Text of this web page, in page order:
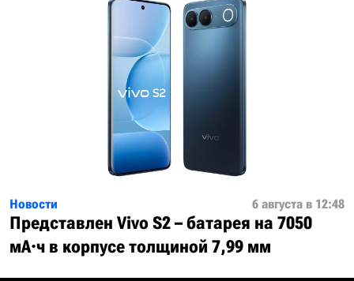
Новости 6 августа в 12:48
Представлен Vivo S2 – батарея на 7050
мА·ч в корпусе толщиной 7,99 мм